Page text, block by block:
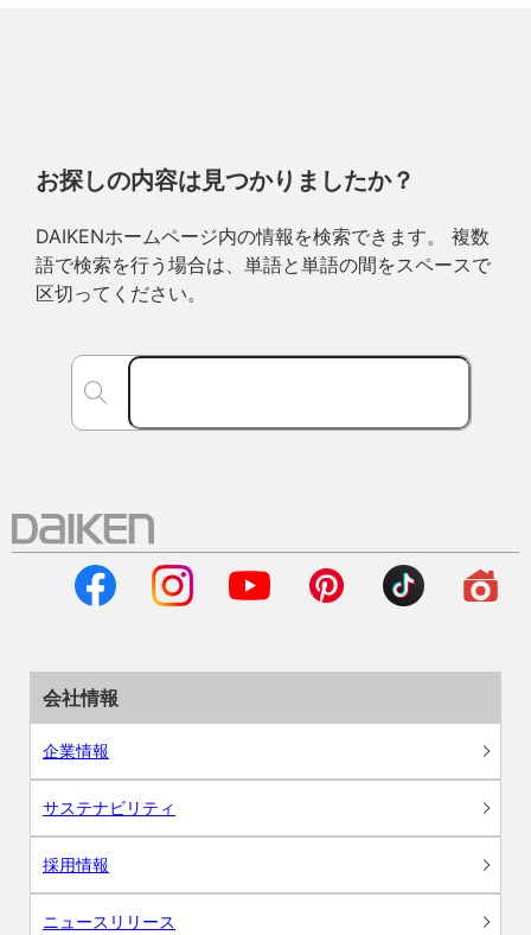
お探しの内容は見つかりましたか？
DAIKENホームページ内の情報を検索できます。 複数
語で検索を行う場合は、単語と単語の間をスペースで
区切ってください。
会社情報
企業情報
サステナビリティ
採用情報
ニュースリリース